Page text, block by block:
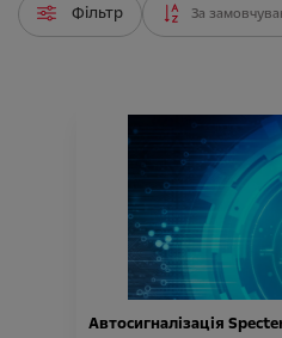
Фільтр
Автосигналізація